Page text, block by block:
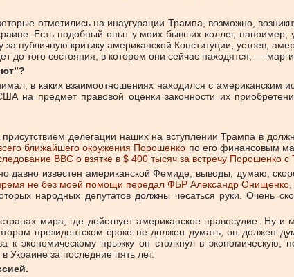
отметились на инаугурации Трампа, возможно,
Есть подобный опыт у моих бывших коллег, например,
публичную критику американской Конституции, устоев,
до того состояния, в котором они сейчас находятся, —
в каких взаимоотношениях находился с
на предмет правовой оценки законности их
делегации наших на вступлении Трампа в
ближайшего окружения Порошенко по его финансовым
BBC о взятке в $ 400 тысяч за встречу Порошенко
давно известен американской Фемиде, выводы, думаю,
не без моей помощи передал ФБР Александр Онищенко
народных депутатов должны чесаться руки. Очень
мира, где действует американское правосудие. Ну
президентском сроке не должен думать, он должен
экономическому прыжку он столкнул в экономическую,
Украине за последние пять лет.